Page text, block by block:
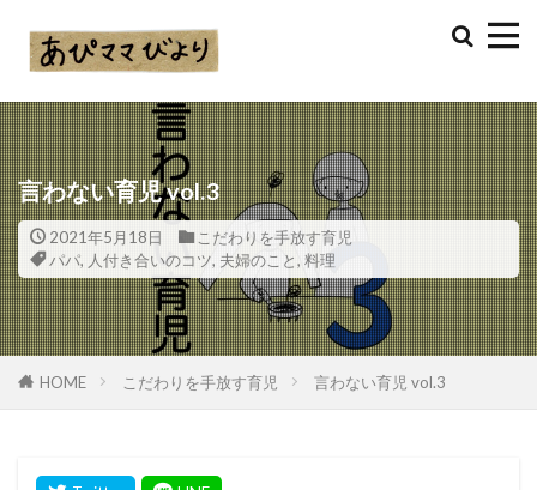
言わない育児 vol.3
2021年5月18日
こだわりを手放す育児
パパ, 人付き合いのコツ, 夫婦のこと, 料理
HOME こだわりを手放す育児 言わない育児 vol.3